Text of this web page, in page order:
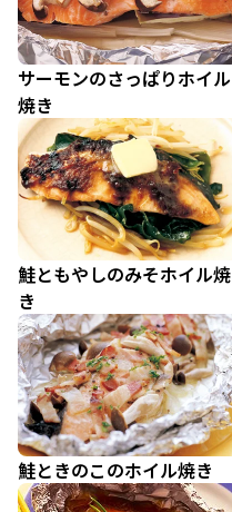
サーモンのさっぱりホイル
焼き
鮭ともやしのみそホイル焼
き
鮭ときのこのホイル焼き